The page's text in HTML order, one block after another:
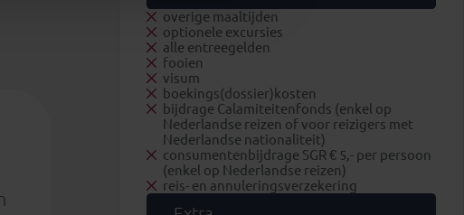
overige maaltijden
optionele excursies
alle entreegelden
fooien
visum
boekings(dossier)kosten
bijdrage Calamiteitenfonds (enkel op
Nederlandse reizen of voor reizigers met
Nederlandse nationaliteit)
consumentenbijdrage SGR € 5,- per persoon
(enkel op Nederlandse reizen)
reis- en annuleringsverzekering